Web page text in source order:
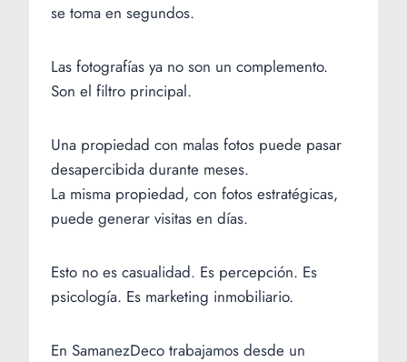
se toma en segundos.
Las fotografías ya no son un complemento.
Son el filtro principal.
Una propiedad con malas fotos puede pasar
desapercibida durante meses.
La misma propiedad, con fotos estratégicas,
puede generar visitas en días.
Esto no es casualidad. Es percepción. Es
psicología. Es marketing inmobiliario.
En SamanezDeco trabajamos desde un